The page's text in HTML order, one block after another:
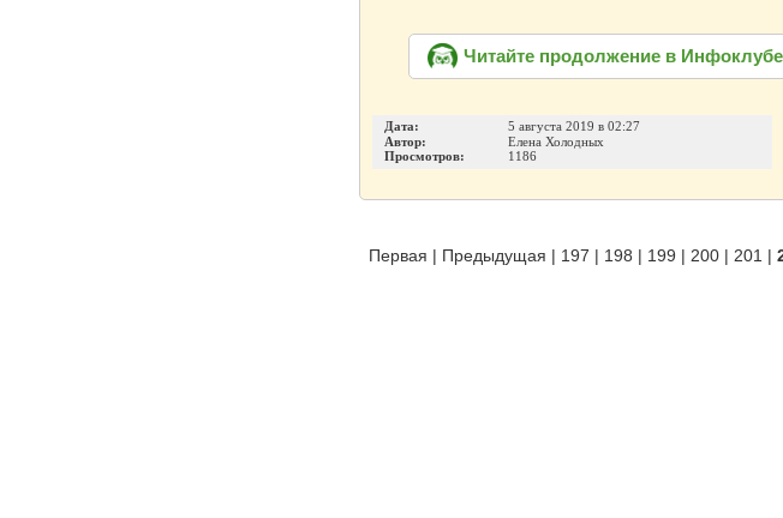
Читайте продолжение в Инфоклубе
Дата:
5 августа 2019 в 02:27
Автор:
Елена Холодных
Просмотров:
1186
Первая | Предыдущая | 197 | 198 | 199 | 200 | 201 |